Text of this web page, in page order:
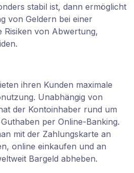
stabil ist, dann ermöglicht
von Geldern bei einer
Risiken von Abwertung,
ihren Kunden maximale
Unabhängig von
der Kontoinhaber rund um
per Online-Banking.
mit der Zahlungskarte an
online einkaufen und an
Bargeld abheben.